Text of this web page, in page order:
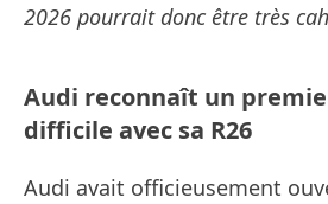
2026 pourrait donc être très
Audi reconnaît un
difficile avec sa R26
Audi avait officieusement